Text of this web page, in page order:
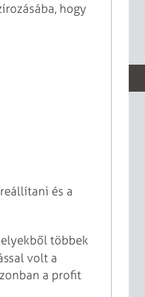
hogy
és a
többek
volt a
a profit